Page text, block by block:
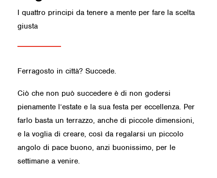
I quattro principi da tenere a mente per fare la scelta
giusta
Ferragosto in città? Succede.
Ciò che non può succedere è di non godersi
pienamente l’estate e la sua festa per eccellenza. Per
farlo basta un terrazzo, anche di piccole dimensioni,
e la voglia di creare, così da regalarsi un piccolo
angolo di pace buono, anzi buonissimo, per le
settimane a venire.